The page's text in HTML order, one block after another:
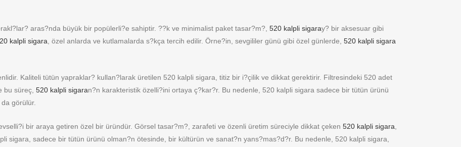
aras?nda büyük bir popülerli?e sahiptir. ??k ve minimalist paket tasar?m?, 520 kalpli sigaray? bir aksesuar gibi
kalpli sigara , özel anlarda ve kutlamalarda s?kça tercih edilir. Örne?in, sevgililer günü gibi özel günlerde, 520 kalpli sigara
Kaliteli tütün yapraklar? kullan?larak üretilen 520 kalpli sigara, titiz bir i?çilik ve dikkat gerektirir. Filtresindeki 520 adet
bu süreç, 520 kalpli sigaran?n karakteristik özelli?ini ortaya ç?kar?r. Bu nedenle, 520 kalpli sigara sadece bir tütün ürünü
görülür.
bir araya getiren özel bir üründür. Görsel tasar?m?, zarafeti ve özenli üretim süreciyle dikkat çeken 520 kalpli sigara
sigara, sadece bir tütün ürünü olman?n ötesinde, bir kültürün ve sanat?n yans?mas?d?r. Bu nedenle, 520 kalpli sigara,